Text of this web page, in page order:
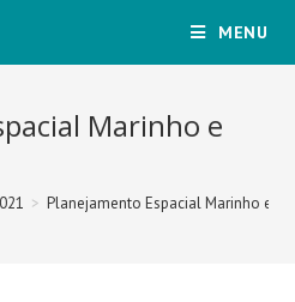
MENU
Marinho e
> Planejamento Espacial Marinho e